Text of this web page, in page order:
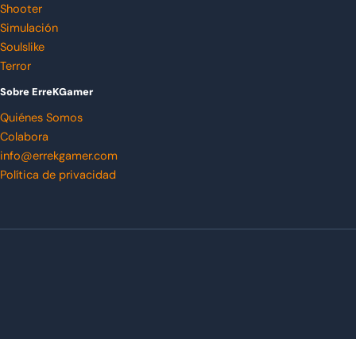
Shooter
Simulación
Soulslike
Terror
Sobre ErreKGamer
Quiénes Somos
Colabora
info@errekgamer.com
Política de privacidad